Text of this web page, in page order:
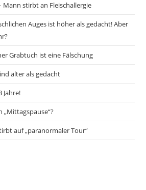
stirbt an Fleischallergie
Auges ist höher als gedacht! Aber
Grabtuch ist eine Fälschung
älter als gedacht
Jahre!
„Mittagspause“?
auf „paranormaler Tour“